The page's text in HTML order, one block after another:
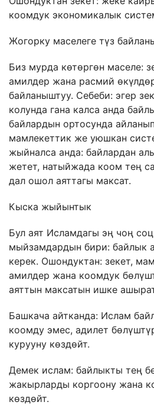
коомдук экономикалык
Жогорку маселеге түз
Биз мурда көтөргөн маселе:
амилдер жана расмий
байланыштуу. Себеби: эгер
колунда гана калса анда
байлардын ортосунда
мамлекеттик же уюшкан
жыйналса анда: байлардан
жетет, натыйжада коом тең
дал ошол аяттагы максат.
Кыска жыйынтык
Бул аят Исламдагы эң чоң
мыйзамдардын бири: байлык
керек. Ошондуктан: зекет,
амилдер жана коомдук
аяттын максатын ишке
Башкача айтканда: Ислам
коомду эмес, адилет
курууну көздөйт.
Демек ислам: байлыкты тең
жакырларды коргоону жана
көздөйт.